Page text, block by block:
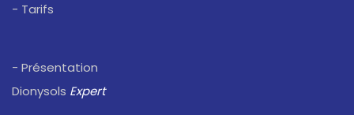
- Tarifs
- Présentation
Dionysols Expert